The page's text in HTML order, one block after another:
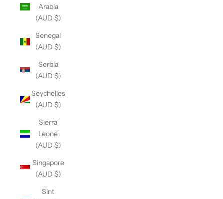
Arabia
(AUD $)
Senegal
(AUD $)
Serbia
(AUD $)
Seychelles
(AUD $)
Sierra
Leone
(AUD $)
Singapore
(AUD $)
Sint